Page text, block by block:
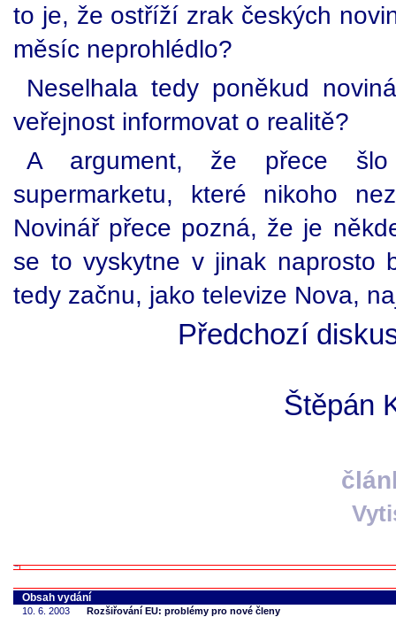
to je, že ostříží zrak českých
měsíc neprohlédlo?
Neselhala tedy poněkud
veřejnost informovat o realitě?
A argument, že přece
supermarketu, které nikoho
Novinář přece pozná, že je
se to vyskytne v jinak naprosto
tedy začnu, jako televize Nova,
Předchozí
Štěpán
Obsah vydání
10. 6. 2003
Rozšiřování EU: problémy pro nové členy